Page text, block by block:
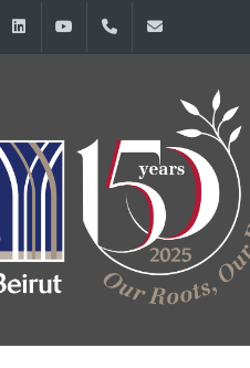
InstagramLinkedInYouTube+961 (1) 421 587